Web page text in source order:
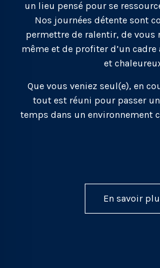
un lieu pensé pour se
Nos journées détente sont
permettre de ralentir, de vous
même et de profiter d’un
et
Que vous veniez seul(e), en
tout est réuni pour passer
temps dans un environnement
En savoir